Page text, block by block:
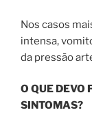
Nos casos
intensa,
da pressão
O QUE DEVO
SINTOMAS?